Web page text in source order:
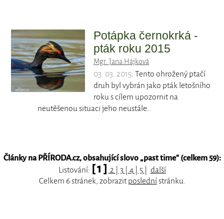
Potápka černokrká -
pták roku 2015
Mgr. Jana Hájková
03. 03. 2015: Tento ohrožený ptačí
druh byl vybrán jako pták letošního
roku s cílem upozornit na
neutěšenou situaci jeho neustále…
Články na PŘÍRODA.cz, obsahující slovo „past time“ (celkem 59):
Listování: [ 1 ] 2 3 4 5
další
Celkem 6 stránek, zobrazitposlednístránku.